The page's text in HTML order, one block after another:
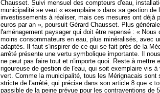
Chausset. Suivi mensuel des compteurs d'eau,
municipalité se veut « exemplaire » dans sa gestion de
investissements à réaliser, mais ces mesures ont déjà
euros par an », poursuit Gérard Chausset. Plus
l'aménagement paysager qui doit être repensé : «
moins consommateurs en eau, plus minéralisés, avec
adaptés. Il faut s'inspirer de ce qui se fait près de la
arrêté présente une vertu symbolique importante. Il
ne peut pas faire tout et n'importe quoi. Reste à mettre
rigoureuse de gestion de l'eau, qui soit exemplaire vis
vert. Comme la municipalité, tous les Mérignacais sont
stricte de l'arrêté, qui précise dans son article 8 que «
passible de la peine prévue pour les contraventions de